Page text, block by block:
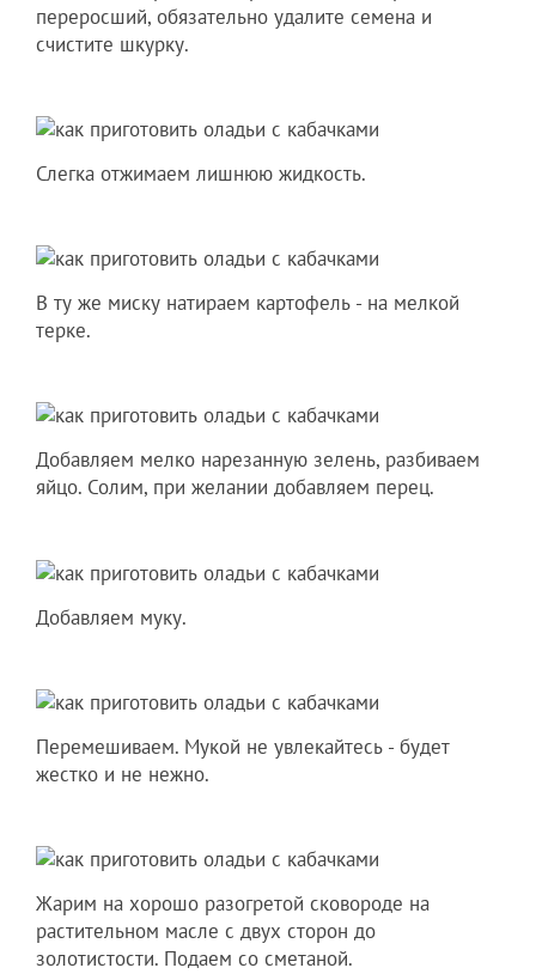
переросший, обязательно удалите семена и
счистите шкурку.
Слегка отжимаем лишнюю жидкость.
В ту же миску натираем картофель - на мелкой
терке.
Добавляем мелко нарезанную зелень, разбиваем
яйцо. Солим, при желании добавляем перец.
Добавляем муку.
Перемешиваем. Мукой не увлекайтесь - будет
жестко и не нежно.
Жарим на хорошо разогретой сковороде на
растительном масле с двух сторон до
золотистости. Подаем со сметаной.